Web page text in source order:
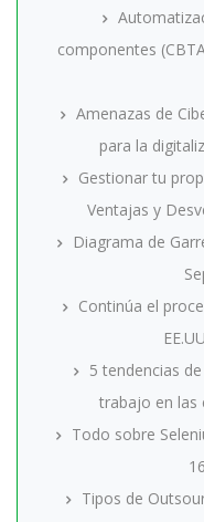
componentes
Amenazas de
para la
Gestionar tu
Ventajas y
Diagrama de
Continúa el
5 tendencias
trabajo en las
Todo sobre
Tipos de